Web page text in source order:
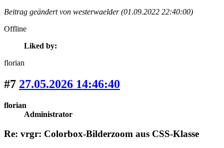
Beitrag geändert von westerwaelder (01.09.2022 22:40:00)
Offline
Liked by:
florian
#7 27.05.2026 14:46:40
florian
Administrator
Re: vrgr: Colorbox-Bilderzoom aus CSS-Klasse